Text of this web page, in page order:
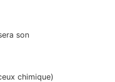
son
chimique)